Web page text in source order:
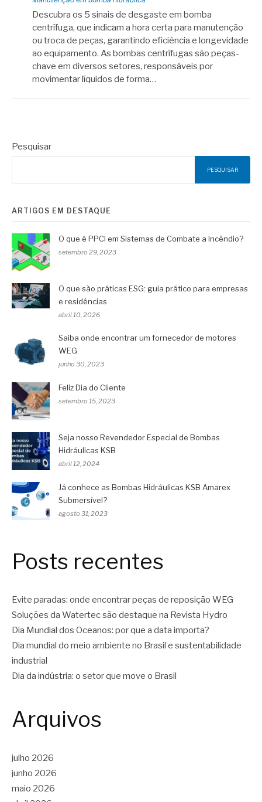
Descubra os 5 sinais de desgaste em bomba
centrífuga, que indicam a hora certa para manutenção
ou troca de peças, garantindo eficiência e longevidade
ao equipamento. As bombas centrífugas são peças-
chave em diversos setores, responsáveis por
movimentar líquidos de forma…
Pesquisar
PESQUISAR
ARTIGOS EM DESTAQUE
O que é PPCI em Sistemas de Combate a Incêndio?
setembro 29, 2023
O que são práticas ESG: guia prático para empresas
e residências
abril 10, 2026
Saiba onde encontrar um fornecedor de motores
WEG
junho 30, 2023
Feliz Dia do Cliente
setembro 15, 2023
Seja nosso Revendedor Especial de Bombas
Hidráulicas KSB
abril 12, 2024
Já conhece as Bombas Hidráulicas KSB Amarex
Submersível?
agosto 31, 2023
Posts recentes
Evite paradas: onde encontrar peças de reposição WEG
Soluções da Watertec são destaque na Revista Hydro
Dia Mundial dos Oceanos: por que a data importa?
Dia mundial do meio ambiente no Brasil e sustentabilidade
industrial
Dia da indústria: o setor que move o Brasil
Arquivos
julho 2026
junho 2026
maio 2026